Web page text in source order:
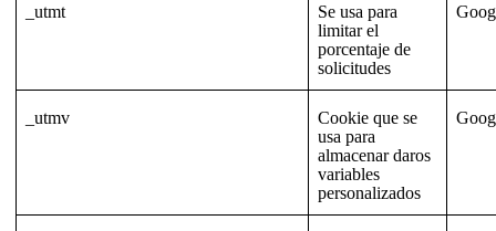
_utmt
Se usa para
limitar el
porcentaje de
solicitudes
_utmv
Cookie que se
usa para
almacenar daros
variables
personalizados